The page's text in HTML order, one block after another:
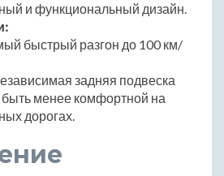
и функциональный дизайн.
быстрый разгон до 100 км/
задняя подвеска
менее комфортной на
дорогах.